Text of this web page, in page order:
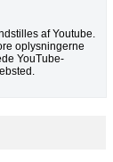
af Youtube.
oplysningerne
YouTube-